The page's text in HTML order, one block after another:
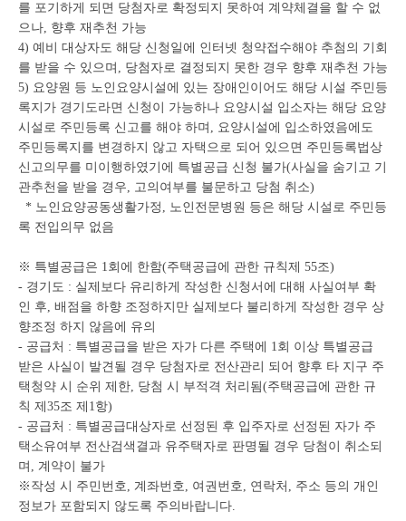
를 포기하게 되면 당첨자로 확정되지 못하여 계약체결을 할 수 없
으나, 향후 재추천 가능
4) 예비 대상자도 해당 신청일에 인터넷 청약접수해야 추첨의 기회
를 받을 수 있으며, 당첨자로 결정되지 못한 경우 향후 재추천 가능
5) 요양원 등 노인요양시설에 있는 장애인이어도 해당 시설 주민등
록지가 경기도라면 신청이 가능하나 요양시설 입소자는 해당 요양
시설로 주민등록 신고를 해야 하며, 요양시설에 입소하였음에도
주민등록지를 변경하지 않고 자택으로 되어 있으면 주민등록법상
신고의무를 미이행하였기에 특별공급 신청 불가(사실을 숨기고 기
관추천을 받을 경우, 고의여부를 불문하고 당첨 취소)
* 노인요양공동생활가정, 노인전문병원 등은 해당 시설로 주민등
록 전입의무 없음
※ 특별공급은 1회에 한함(주택공급에 관한 규칙제 55조)
- 경기도 : 실제보다 유리하게 작성한 신청서에 대해 사실여부 확
인 후, 배점을 하향 조정하지만 실제보다 불리하게 작성한 경우 상
향조정 하지 않음에 유의
- 공급처 : 특별공급을 받은 자가 다른 주택에 1회 이상 특별공급
받은 사실이 발견될 경우 당첨자로 전산관리 되어 향후 타 지구 주
택청약 시 순위 제한, 당첨 시 부적격 처리됨(주택공급에 관한 규
칙 제35조 제1항)
- 공급처 : 특별공급대상자로 선정된 후 입주자로 선정된 자가 주
택소유여부 전산검색결과 유주택자로 판명될 경우 당첨이 취소되
며, 계약이 불가
※작성 시 주민번호, 계좌번호, 여권번호, 연락처, 주소 등의 개인
정보가 포함되지 않도록 주의바랍니다.